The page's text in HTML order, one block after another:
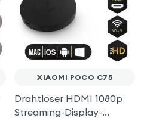
XIAOMI POCO C75
Drahtloser HDMI 1080p
Streaming-Display-